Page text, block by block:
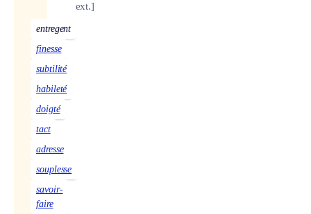
ext.]
entregent
finesse
subtilité
habileté
doigté
tact
adresse
souplesse
savoir-
faire